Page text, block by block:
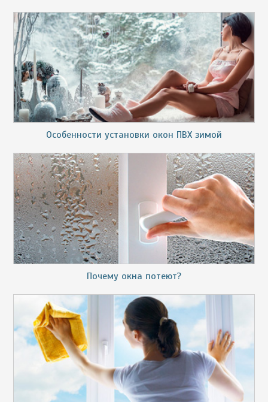
Особенности установки окон ПВХ зимой
Почему окна потеют?